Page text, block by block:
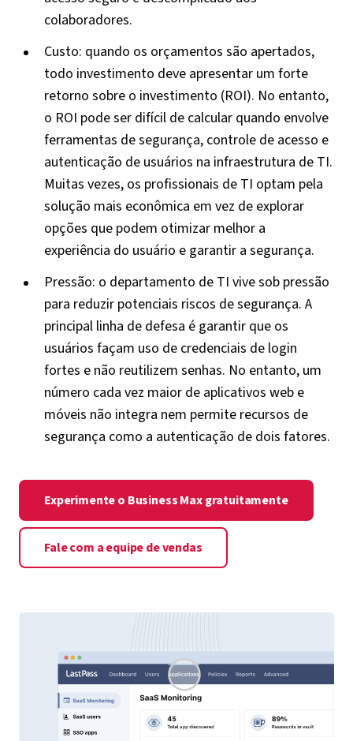
colaboradores.
Custo: quando os orçamentos são apertados,
todo investimento deve apresentar um forte
retorno sobre o investimento (ROI). No entanto,
o ROI pode ser difícil de calcular quando envolve
ferramentas de segurança, controle de acesso e
autenticação de usuários na infraestrutura de TI.
Muitas vezes, os profissionais de TI optam pela
solução mais econômica em vez de explorar
opções que podem otimizar melhor a
experiência do usuário e garantir a segurança.
Pressão: o departamento de TI vive sob pressão
para reduzir potenciais riscos de segurança. A
principal linha de defesa é garantir que os
usuários façam uso de credenciais de login
fortes e não reutilizem senhas. No entanto, um
número cada vez maior de aplicativos web e
móveis não integra nem permite recursos de
segurança como a autenticação de dois fatores.
Experimente o Business Max gratuitamente
Fale com a equipe de vendas